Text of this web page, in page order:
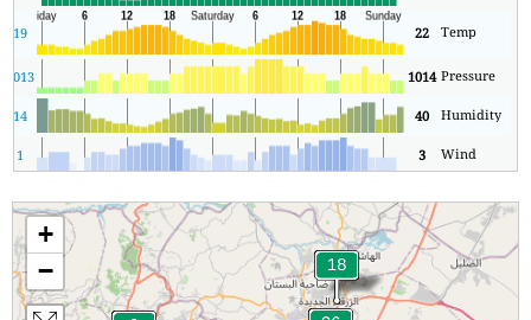
Temp
22
19
Pressure
1014
1013
Humidity
40
14
Wind
3
1
+
−